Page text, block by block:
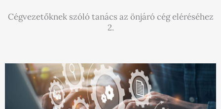
Cégvezetőknek szóló tanács az önjáró cég eléréséhez
2.